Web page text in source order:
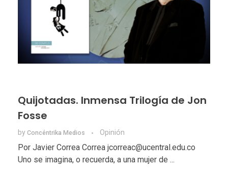
Quijotadas. Inmensa Trilogía de Jon
Fosse
by Concéntrika Medios Opinión
Por Javier Correa Correa jcorreac@ucentral.edu.co
Uno se imagina, o recuerda, a una mujer de ...